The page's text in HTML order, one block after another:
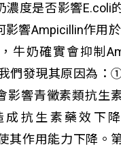
濃度是否影響E.coli
影響Ampicillin作用於
牛奶確實會抑制
們發現其原因為：
影響青黴素類抗生
成抗生素藥效下
其作用能力下降。